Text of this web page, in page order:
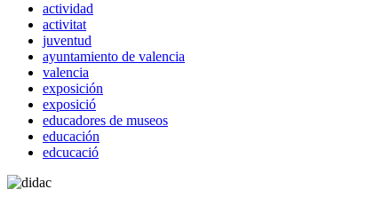
actividad
activitat
juventud
ayuntamiento de valencia
valencia
exposición
exposició
educadores de museos
educación
edcucació